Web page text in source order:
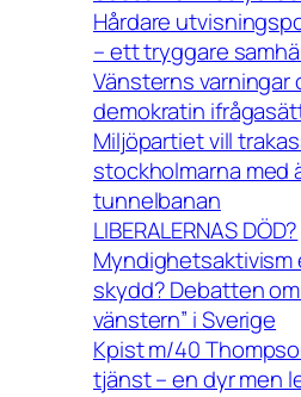
Hårdare
– ett tryggare
Vänsterns varningar
demokratin
Miljöpartiet vill
stockholmarna med
tunnelbanan
LIBERALERNAS DÖD?
Myndighetsaktivism
skydd? Debatten
vänstern” i Sverige
Kpist m/40
tjänst – en dyr men